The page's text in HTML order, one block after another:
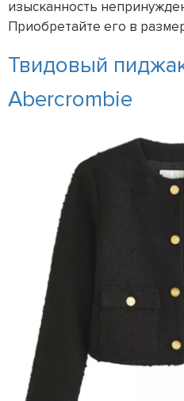
изысканность
Приобретайте его в
Твидовый
Abercrombie